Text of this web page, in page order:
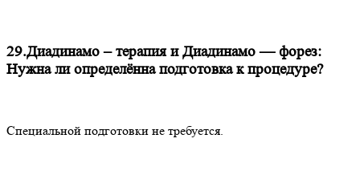
29.Диадинамо – терапия и Диадинамо — форез:
Нужна ли определённа подготовка к процедуре?
Специальной подготовки не требуется.